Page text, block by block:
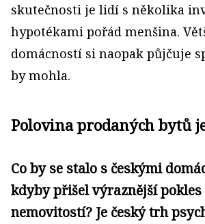
skutečnosti je lidí s několika
hypotékami pořád menšina.
domácností si naopak půjčuje
by mohla.
Polovina prodaných bytů
Co by se stalo s českými
kdyby přišel výraznější pokles
nemovitostí? Je český trh